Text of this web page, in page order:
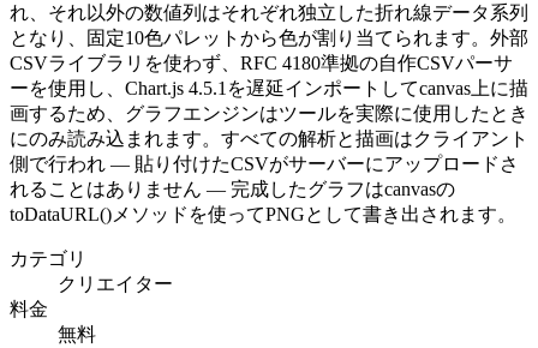
れ、それ以外の数値列はそれぞれ独立した折れ線データ系列
となり、固定10色パレットから色が割り当てられます。外部
CSVライブラリを使わず、RFC 4180準拠の自作CSVパーサ
ーを使用し、Chart.js 4.5.1を遅延インポートしてcanvas上に描
画するため、グラフエンジンはツールを実際に使用したとき
にのみ読み込まれます。すべての解析と描画はクライアント
側で行われ — 貼り付けたCSVがサーバーにアップロードさ
れることはありません — 完成したグラフはcanvasの
toDataURL()メソッドを使ってPNGとして書き出されます。
カテゴリ
クリエイター
料金
無料